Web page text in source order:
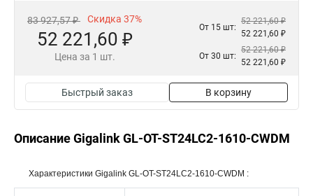
83 927,57 ₽ Скидка 37%
52 221,60 ₽
Цена за 1 шт.
От 15 шт:
52 221,60 ₽
52 221,60 ₽
От 30 шт:
52 221,60 ₽
52 221,60 ₽
Быстрый заказ В корзину
Описание Gigalink GL-OT-ST24LC2-1610-CWDM
Характеристики Gigalink GL-OT-ST24LC2-1610-CWDM :